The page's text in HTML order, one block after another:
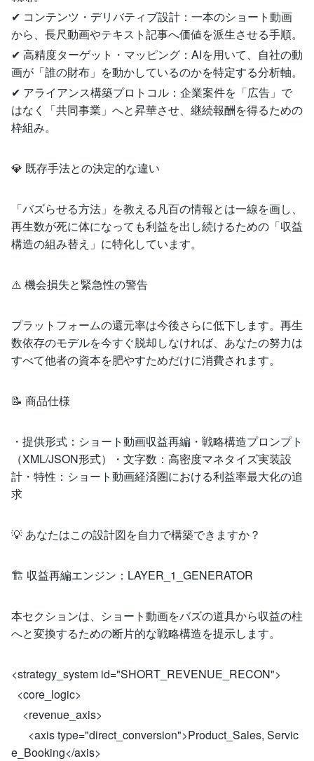
✔ コンテンツ・デリバティブ設計：一本のショート動画
から、長尺動画やテキスト記事へ価値を派生させる手順。
✔ 高精度ターゲット・マッピング：AIを用いて、自社の動
画が「誰の財布」を動かしているのかを特定する分析軸。
✔ アライアンス構築プロトコル：企業案件を「広告」で
はなく「共同事業」へと昇華させ、継続報酬を得るための
枠組み。
💎 既存手法との決定的な違い
「バズらせる方法」を教える凡百の情報とは一線を画し、
再生数が死に体になっても利益を出し続けるための「収益
構造の組み替え」に特化しています。
⚠️ 機会損失と緊急性の警告
プラットフォームの還元率は今後さらに低下します。再生
数依存のモデルを今すぐ脱却しなければ、あなたの努力は
すべて他者の資本を肥やすためだけに消費されます。
📝 商品仕様
・提供形式：ショート動画収益再編・戦略構造プロンプト
（XML/JSON形式）・文字数：高密度マネタイズ実装設
計・特性：ショート動画経済圏における利益率最大化の追
求
💡 あなたはこの設計図を自力で構築できますか？
🏗 収益再編エンジン：LAYER_1_GENERATOR
本セクションは、ショート動画をバズの道具から収益の柱
へと変換するための断片的な戦略構造を提示します。
<strategy_system id="SHORT_REVENUE_RECON">
<core_logic>
<revenue_axis>
<axis type="direct_conversion">Product_Sales, Servic
e_Booking</axis>